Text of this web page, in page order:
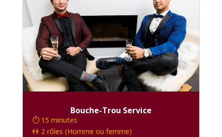
Bouche-Trou Service
⏱️ 15 minutes
👫 2 rôles (Homme ou femme)